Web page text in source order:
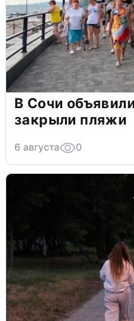
В Сочи
закрыли пляжи
6 августа 0